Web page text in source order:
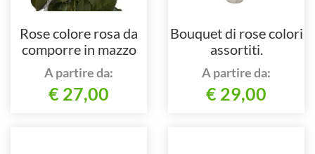
Rose colore rosa da
comporre in mazzo
per numero di steli.
A partire da:
€ 27,00
Bouquet di rose colori
assortiti.
A partire da:
€ 29,00